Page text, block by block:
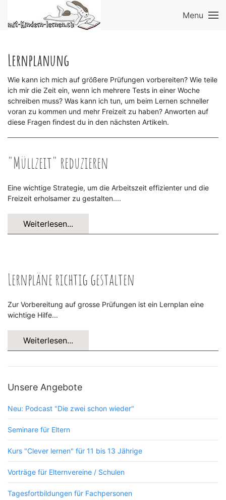
Menu
Lernplanung
Wie kann ich mich auf größere Prüfungen vorbereiten? Wie teile
ich mir die Zeit ein, wenn ich mehrere Tests in einer Woche
schreiben muss? Was kann ich tun, um beim Lernen schneller
voran zu kommen und mehr Freizeit zu haben? Anworten auf
diese Fragen findest du in den nächsten Artikeln.
"Müllzeit" reduzieren
Eine wichtige Strategie, um die Arbeitszeit effizienter und die
Freizeit erholsamer zu gestalten....
Weiterlesen...
Lernpläne richtig gestalten
Zur Vorbereitung auf grosse Prüfungen ist ein Lernplan eine
wichtige Hilfe...
Weiterlesen...
Unsere Angebote
Neu: Podcast "Die zwei schon wieder"
Seminare für Eltern
Kurs "Clever lernen" für 11 bis 13 Jährige
Vorträge für Elternvereine / Schulen
Tagesfortbildungen für Fachpersonen